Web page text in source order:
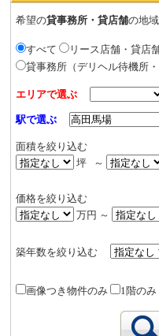
希望の貸事務所・貸店舗の地
すべて
リース店舗・貸店
貸事務所（デリヘル待機所・
エリアで選ぶ
駅で選ぶ
面積を絞り込む
坪 ～
価格を絞り込む
万円 ～
築年数を絞り込む
画像つき物件のみ 1階のみ